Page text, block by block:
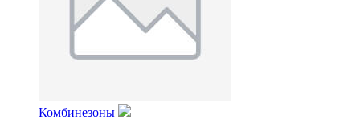
Комбинезоны